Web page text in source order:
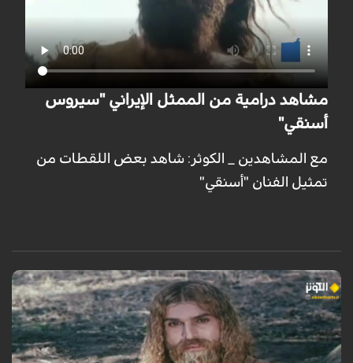
مشاهد درامية من الممثل الإيراني "سيروس
أسنقي"
مع المشاهدين _ الكوثر: شاهد بعض اللقطات من
تمثيل الفنان "أسنقي"